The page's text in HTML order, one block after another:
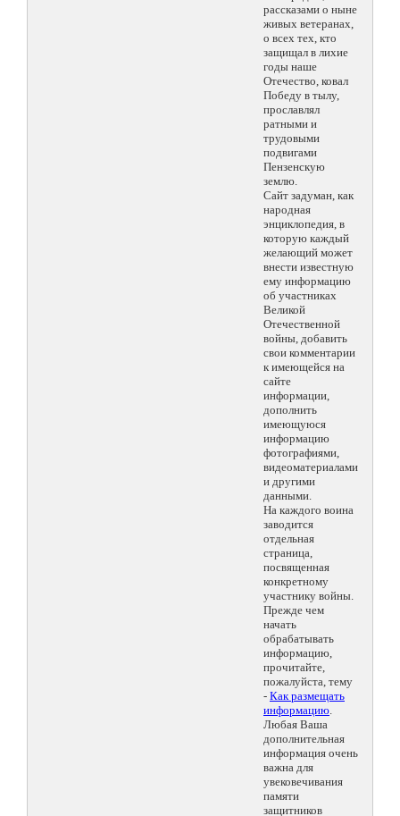
рассказами о ныне
живых ветеранах,
о всех тех, кто
защищал в лихие
годы наше
Отечество, ковал
Победу в тылу,
прославлял
ратными и
трудовыми
подвигами
Пензенскую
землю.
Сайт задуман, как
народная
энциклопедия, в
которую каждый
желающий может
внести известную
ему информацию
об участниках
Великой
Отечественной
войны, добавить
свои комментарии
к имеющейся на
сайте
информации,
дополнить
имеющуюся
информацию
фотографиями,
видеоматериалами
и другими
данными.
На каждого воина
заводится
отдельная
страница,
посвященная
конкретному
участнику войны.
Прежде чем
начать
обрабатывать
информацию,
прочитайте,
пожалуйста, тему
- Как размещать
информацию.
Любая Ваша
дополнительная
информация очень
важна для
увековечивания
памяти
защитников